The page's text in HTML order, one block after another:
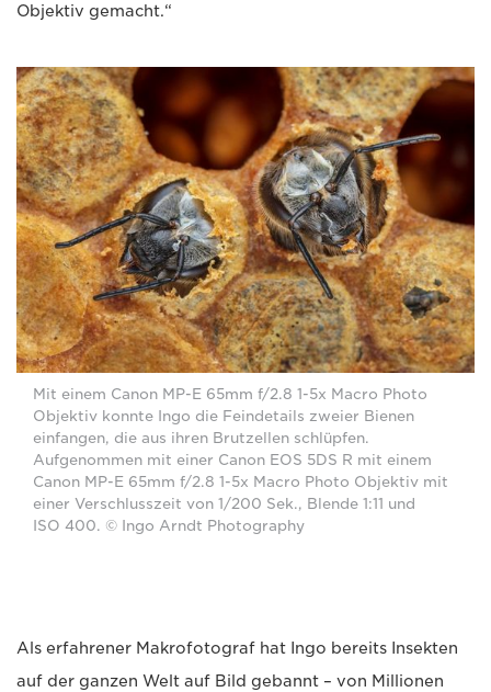
Objektiv gemacht.“
Mit einem Canon MP-E 65mm f/2.8 1-5x Macro Photo
Objektiv konnte Ingo die Feindetails zweier Bienen
einfangen, die aus ihren Brutzellen schlüpfen.
Aufgenommen mit einer Canon EOS 5DS R mit einem
Canon MP-E 65mm f/2.8 1-5x Macro Photo Objektiv mit
einer Verschlusszeit von 1/200 Sek., Blende 1:11 und
ISO 400. © Ingo Arndt Photography
Als erfahrener Makrofotograf hat Ingo bereits Insekten
auf der ganzen Welt auf Bild gebannt – von Millionen